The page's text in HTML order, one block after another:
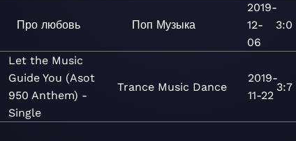
Про любовь Поп Музыка
2019-
12-
06
3:0
Let the Music
Guide You (Asot
950 Anthem) -
Single
Trance Music Dance
2019-
11-22
3:7